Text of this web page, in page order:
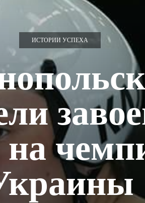
ИСТОРИИ УСПЕХА
на